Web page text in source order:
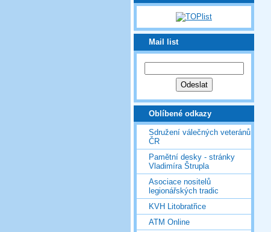
Mail list
Oblíbené odkazy
Sdružení válečných veteránů
ČR
Pamětní desky - stránky
Vladimíra Štrupla
Asociace nositelů
legionářských tradic
KVH Litobratřice
ATM Online